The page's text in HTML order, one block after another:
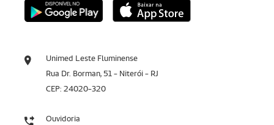
Unimed Leste Fluminense
Rua Dr. Borman, 51 - Niterói - RJ
CEP: 24020-320
Ouvidoria